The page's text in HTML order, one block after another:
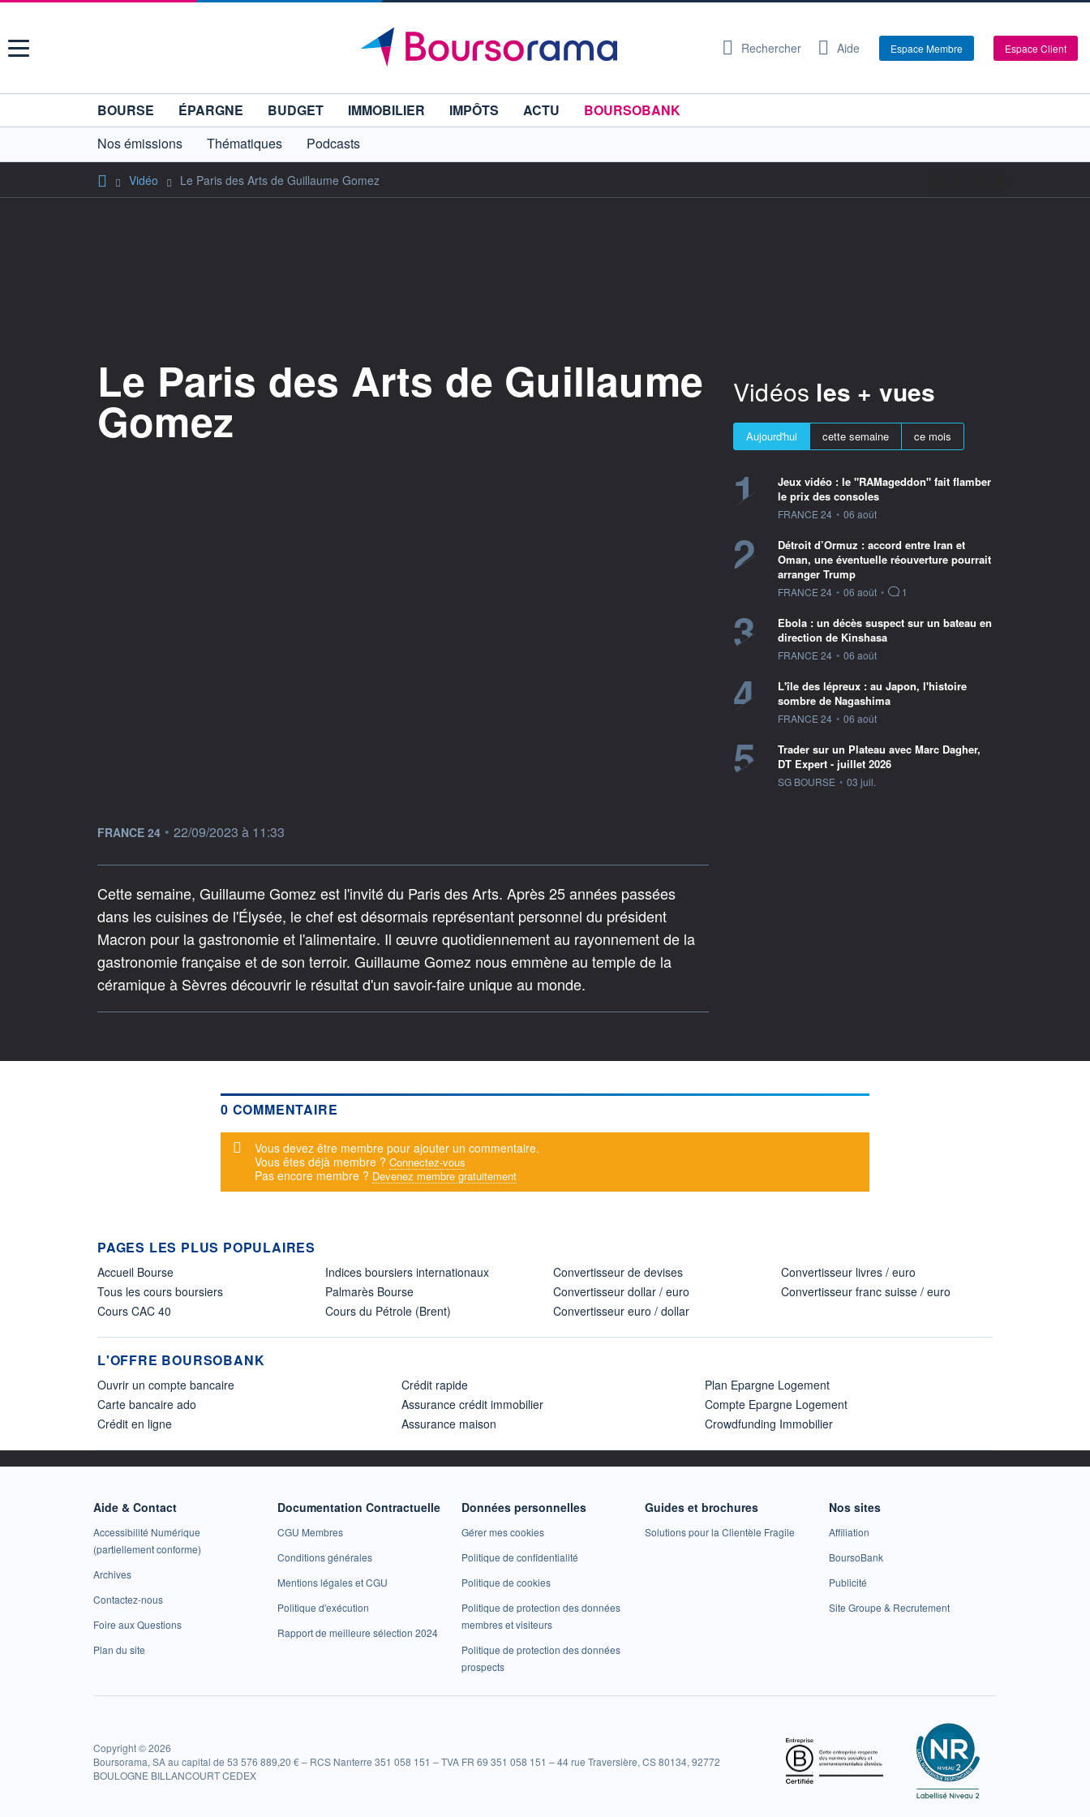
Menu Rechercher Aide Espace Membre Espace Client
BOURSE ÉPARGNE BUDGET IMMOBILIER IMPÔTS ACTU
BOURSOBANK
Nos émissions
Thématiques Podcasts
Vidéo Le Paris des Arts de Guillaume Gomez
Le Paris des Arts de Guillaume
Gomez
information fournie par
FRANCE 24 • 22/09/2023 à 11:33
Cette semaine, Guillaume Gomez est l'invité du Paris des Arts. Après 25 années passées
dans les cuisines de l'Élysée, le chef est désormais représentant personnel du président
Macron pour la gastronomie et l'alimentaire. Il œuvre quotidiennement au rayonnement de la
gastronomie française et de son terroir. Guillaume Gomez nous emmène au temple de la
céramique à Sèvres découvrir le résultat d'un savoir-faire unique au monde.
Vidéos les + vues
Aujourd'hui cette semaine ce mois
1
Jeux vidéo : le "RAMageddon" fait flamber
le prix des consoles
information fournie par
FRANCE 24 • 06 août
2
Détroit d’Ormuz : accord entre Iran et
Oman, une éventuelle réouverture pourrait
arranger Trump
information fournie par
FRANCE 24 • 06 août • 1
3
Ebola : un décès suspect sur un bateau en
direction de Kinshasa
information fournie par
FRANCE 24 • 06 août
4
L'île des lépreux : au Japon, l'histoire
sombre de Nagashima
information fournie par
FRANCE 24 • 06 août
5
Trader sur un Plateau avec Marc Dagher,
DT Expert - juillet 2026
information fournie par
SG BOURSE • 03 juil.
0 COMMENTAIRE
Message d'alerte
Vous devez être membre pour ajouter un commentaire.
Vous êtes déjà membre ? Connectez-vous
Pas encore membre ? Devenez membre gratuitement
PAGES LES PLUS POPULAIRES
Accueil Bourse
Tous les cours boursiers
Cours CAC 40
Indices boursiers internationaux
Palmarès Bourse
Cours du Pétrole (Brent)
Convertisseur de devises
Convertisseur dollar / euro
Convertisseur euro / dollar
Convertisseur livres / euro
Convertisseur franc suisse / euro
L'OFFRE BOURSOBANK
Ouvrir un compte bancaire
Carte bancaire ado
Crédit en ligne
Crédit rapide
Assurance crédit immobilier
Assurance maison
Plan Epargne Logement
Compte Epargne Logement
Crowdfunding Immobilier
Aide & Contact
Accessibilité Numérique
(partiellement conforme)
Archives
Contactez-nous
Foire aux Questions
Plan du site
Documentation Contractuelle
CGU Membres
Conditions générales
Mentions légales et CGU
Politique d'exécution
Rapport de meilleure sélection 2024
Données personnelles
Gérer mes cookies
Politique de confidentialité
Politique de cookies
Politique de protection des données
membres et visiteurs
Politique de protection des données
prospects
Guides et brochures
Solutions pour la Clientèle Fragile
Nos sites
Affiliation
BoursoBank
Publicité
Site Groupe & Recrutement
Copyright © 2026
Boursorama, SA au capital de 53 576 889,20 € – RCS Nanterre 351 058 151 – TVA FR 69 351 058 151 – 44 rue Traversière, CS 80134, 92772
BOULOGNE BILLANCOURT CEDEX